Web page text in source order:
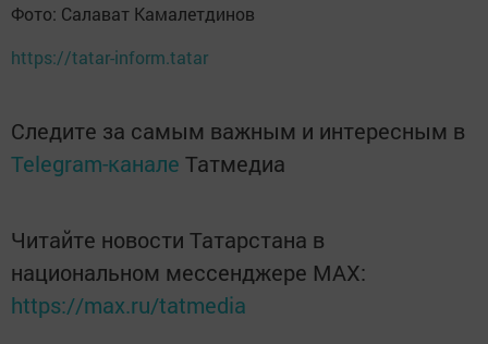
Фото: Салават Камалетдинов
https://tatar-inform.tatar
Следите за самым важным и интересным в
Telegram-канале Татмедиа
Читайте новости Татарстана в
национальном мессенджере MАХ:
https://max.ru/tatmedia